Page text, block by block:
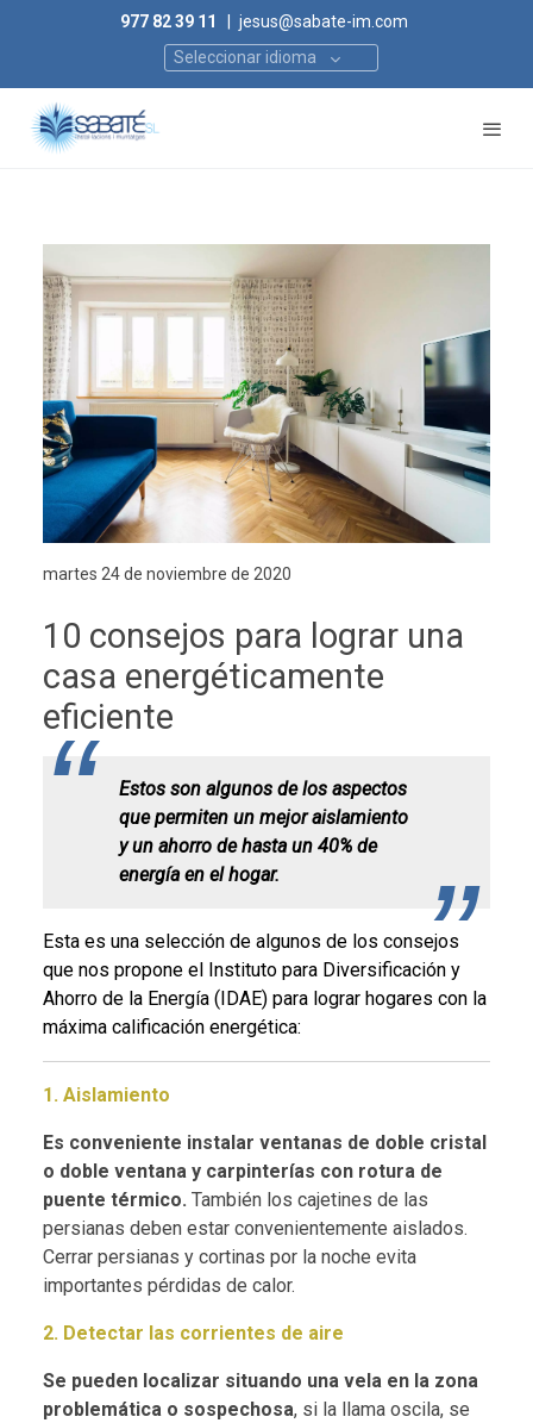
977 82 39 11
jesus@sabate-im.com
Seleccionar idioma
martes 24 de noviembre de 2020
10 consejos para lograr una
casa energéticamente
eficiente
Estos son algunos de los aspectos
que permiten un mejor aislamiento
y un ahorro de hasta un 40% de
energía en el hogar.
Esta es una selección de algunos de los consejos
que nos propone el Instituto para Diversificación y
Ahorro de la Energía (IDAE) para lograr hogares con la
máxima calificación energética:
1. Aislamiento
Es conveniente instalar ventanas de doble cristal
o doble ventana y carpinterías con rotura de
puente térmico. También los cajetines de las
persianas deben estar convenientemente aislados.
Cerrar persianas y cortinas por la noche evita
importantes pérdidas de calor.
2. Detectar las corrientes de aire
Se pueden localizar situando una vela en la zona
problemática o sospechosa, si la llama oscila, se